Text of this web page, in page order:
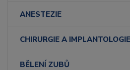
ANESTEZIE
CHIRURGIE A IMPLANTOLOGIE
BĚLENÍ ZUBŮ